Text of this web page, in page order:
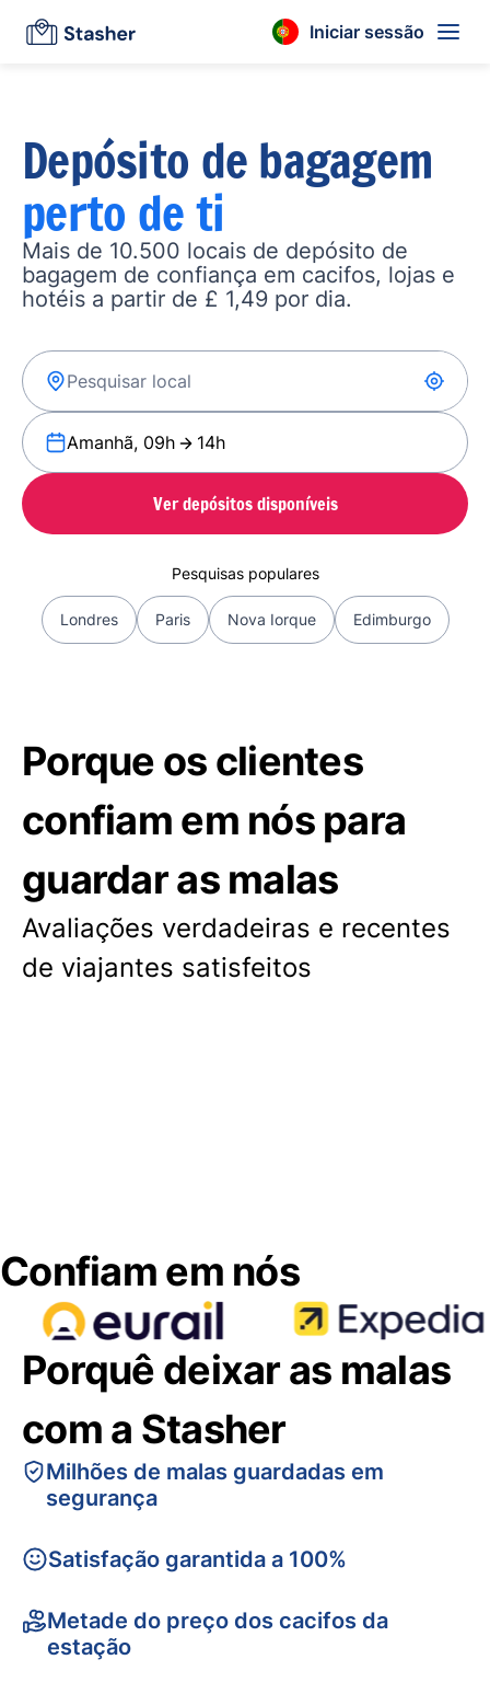
Iniciar sessão
Depósito de bagagem
perto de ti
Mais de 10.500 locais de depósito de
bagagem de confiança em cacifos, lojas e
hotéis a partir de £ 1,49 por dia.
Amanhã, 09h 14h
Ver depósitos disponíveis
Pesquisas populares
Londres Paris Nova Iorque Edimburgo
Porque os clientes
confiam em nós para
guardar as malas
Avaliações verdadeiras e recentes
de viajantes satisfeitos
Confiam em nós
Porquê deixar as malas
com a Stasher
Milhões de malas guardadas em
segurança
Satisfação garantida a 100%
Metade do preço dos cacifos da
estação